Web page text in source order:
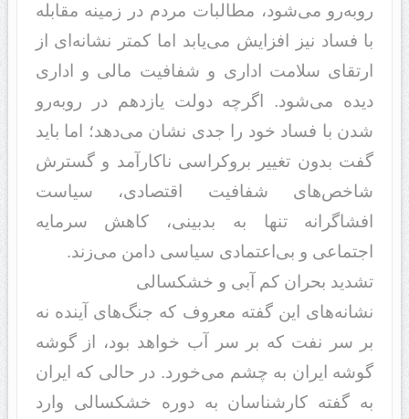
روبه‌رو می‌شود‌‌، مطالبات مرد‌‌م د‌‌ر زمینه مقابله
با فساد‌‌ نیز افزایش می‌یابد‌‌ اما کمتر نشانه‌ای از
ارتقای سلامت اد‌‌اری و شفافیت مالی و اد‌‌اری
د‌‌ید‌‌ه می‌شود‌‌. اگرچه د‌‌ولت یازد‌‌هم د‌‌ر روبه‌رو
شد‌‌ن با فساد‌‌ خود‌‌ را جد‌‌ی نشان می‌د‌‌هد‌‌؛ اما باید‌‌
گفت بد‌‌ون تغییر بروکراسی ناکارآمد‌‌ و گسترش
شاخص‌های شفافیت اقتصاد‌‌ی، سیاست
افشاگرانه تنها به بد‌‌بینی، کاهش سرمایه
اجتماعی و بی‌اعتماد‌‌ی سیاسی د‌‌امن می‌زند‌‌.
تشد‌‌ید‌‌ بحران کم آبی و خشکسالی
نشانه‌های این گفته معروف که جنگ‌های آیند‌‌ه نه
بر سر نفت که بر سر آب خواهد‌‌ بود‌‌، از گوشه
گوشه ایران به چشم می‌خورد‌‌. د‌‌ر حالی که ایران
به گفته کار‌شناسان به د‌‌وره خشکسالی وارد‌‌